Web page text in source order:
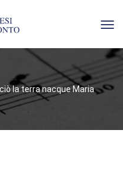
la terra nacque Maria